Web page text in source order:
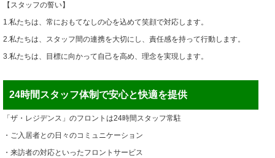
【スタッフの誓い】
1.私たちは、常におもてなしの心を込めて笑顔で対応します。
2.私たちは、スタッフ間の連携を大切にし、責任感を持って行動します。
3.私たちは、目標に向かって自己を高め、理念を実現します。
24時間スタッフ体制で安心と快適を提供
「ザ・レジデンス」のフロントは24時間スタッフ常駐
・ご入居者との日々のコミュニケーション
・来訪者の対応といったフロントサービス